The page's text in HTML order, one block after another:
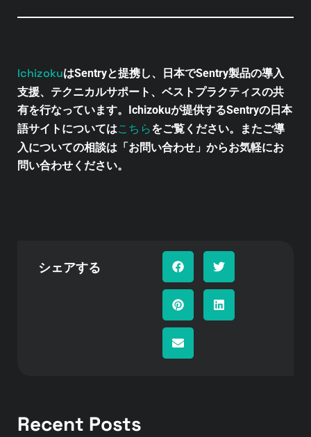
IchizokuはSentryと提携し、日本でSentry製品の導入
支援、テクニカルサポート、ベストプラクティスの共
有を行なっています。Ichizokuが提供するSentryの日本
語サイトについてはこちらをご覧ください。またご導
入についての相談は「お問い合わせ」からお気軽にお
問い合わせください。
シェアする
Recent Posts